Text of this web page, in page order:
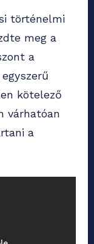
történelmi
meg a
a
kötelező
várhatóan
a